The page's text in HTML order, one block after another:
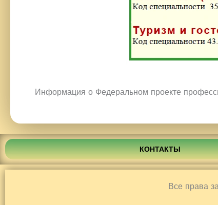
Информация о Федеральном проекте
КОНТАКТЫ
Все права